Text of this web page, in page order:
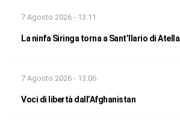
7 Agosto 2026 - 13:11
La ninfa Siringa torna a Sant’Ilario di Atella
7 Agosto 2026 - 13:06
Voci di libertà dall’Afghanistan